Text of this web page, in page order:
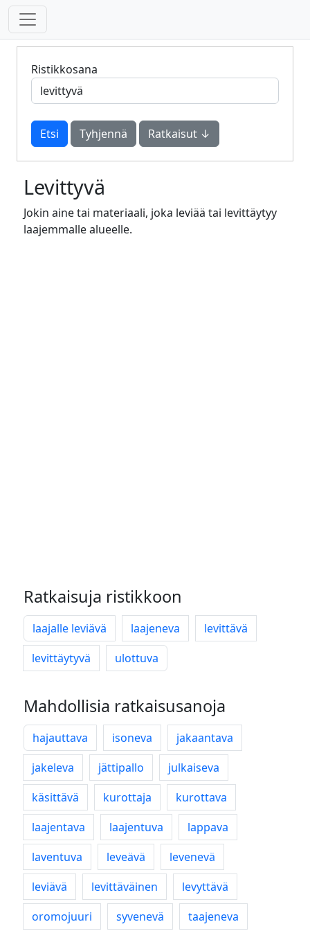
Ristikkosana
Tyhjennä Ratkaisut ↓
Levittyvä
Jokin aine tai materiaali, joka leviää tai levittäytyy
laajemmalle alueelle.
Ratkaisuja ristikkoon
laajalle leviävä laajeneva
levittävä
levittäytyvä
ulottuva
Mahdollisia ratkaisusanoja
hajauttava isoneva
jakaantava
jakeleva
jättipallo
julkaiseva
käsittävä
kurottaja
kurottava
laajentava
laajentuva
lappava
laventuva
leveävä
levenevä
leviävä
levittäväinen
levyttävä
oromojuuri
syvenevä taajeneva